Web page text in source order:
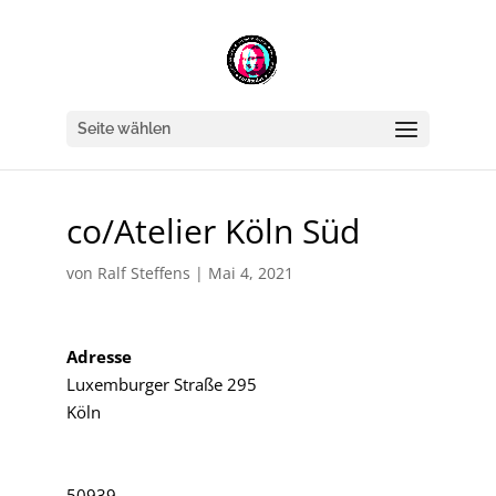
Seite wählen
co/Atelier Köln Süd
von Ralf Steffens | Mai 4, 2021
Adresse
Luxemburger Straße 295
Köln